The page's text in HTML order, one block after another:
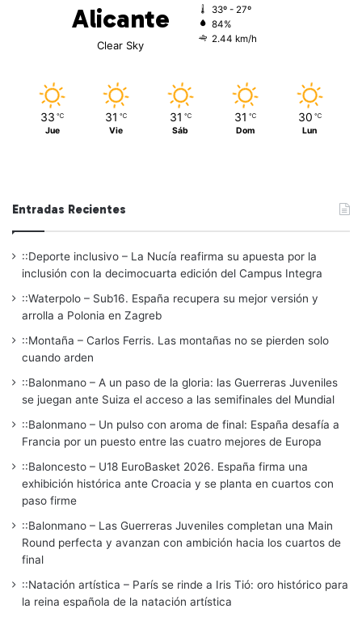
Alicante
Clear Sky
33º - 27º
84%
2.44 km/h
33 ℃
Jue
31 ℃
Vie
31 ℃
Sáb
31 ℃
Dom
30 ℃
Lun
Entradas Recientes
::Deporte inclusivo – La Nucía reafirma su apuesta por la
inclusión con la decimocuarta edición del Campus Integra
::Waterpolo – Sub16. España recupera su mejor versión y
arrolla a Polonia en Zagreb
::Montaña – Carlos Ferris. Las montañas no se pierden solo
cuando arden
::Balonmano – A un paso de la gloria: las Guerreras Juveniles
se juegan ante Suiza el acceso a las semifinales del Mundial
::Balonmano – Un pulso con aroma de final: España desafía a
Francia por un puesto entre las cuatro mejores de Europa
::Baloncesto – U18 EuroBasket 2026. España firma una
exhibición histórica ante Croacia y se planta en cuartos con
paso firme
::Balonmano – Las Guerreras Juveniles completan una Main
Round perfecta y avanzan con ambición hacia los cuartos de
final
::Natación artística – París se rinde a Iris Tió: oro histórico para
la reina española de la natación artística